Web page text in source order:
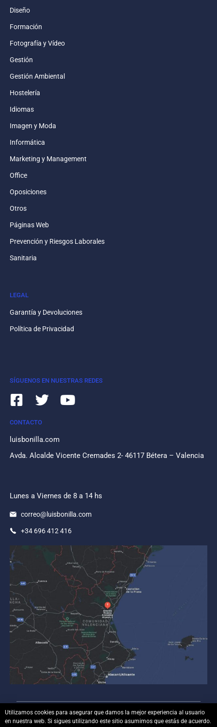
Diseño
Formación
Fotografía y Vídeo
Gestión
Gestión Ambiental
Hostelería
Idiomas
Imagen y Moda
Informática
Marketing y Management
Office
Oposiciones
Otros
Páginas Web
Prevención y Riesgos Laborales
Sanitaria
LEGAL
Garantía y Devoluciones
Política de Privacidad
SÍGUENOS EN NUESTRAS REDES
CONTACTO
luisbonilla.com
Avda. Alcalde Vicente Cremades 2- 46117 Bétera – Valencia
Lunes a Viernes de 8 a 14 hs
correo@luisbonilla.com
+34 696 412 416
Utilizamos cookies para asegurar que damos la mejor experiencia al usuario
en nuestra web. Si sigues utilizando este sitio asumimos que estás de acuerdo.